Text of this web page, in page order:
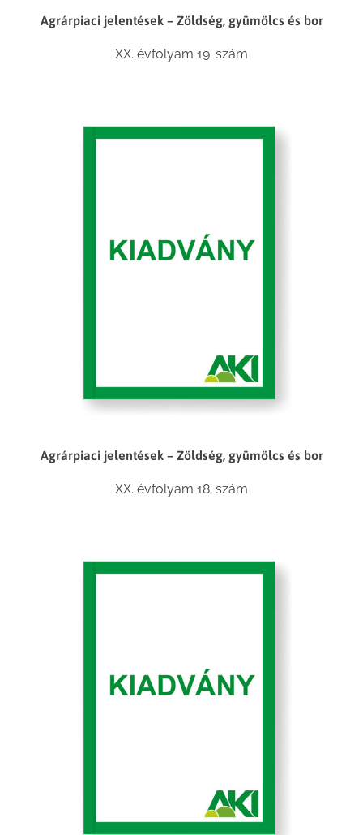
Agrárpiaci jelentések – Zöldség, gyümölcs és bor
XX. évfolyam 19. szám
Agrárpiaci jelentések – Zöldség, gyümölcs és bor
XX. évfolyam 18. szám